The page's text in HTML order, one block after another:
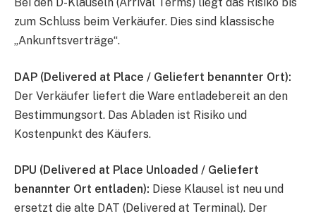
zum Schluss beim Verkäufer. Dies sind klassische
„Ankunftsverträge“.
DAP (Delivered at Place / Geliefert benannter Ort):
Der Verkäufer liefert die Ware entladebereit an den
Bestimmungsort. Das Abladen ist Risiko und
Kostenpunkt des Käufers.
DPU (Delivered at Place Unloaded / Geliefert
benannter Ort entladen): Diese Klausel ist neu und
ersetzt die alte DAT (Delivered at Terminal). Der